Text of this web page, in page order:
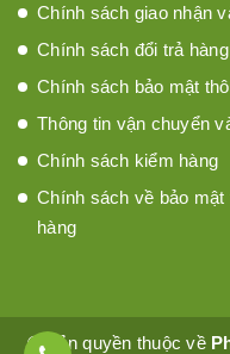
Chính sách giao nhận
Chính sách đổi trả hàng
Chính sách bảo mật
Thông tin vận chuyển
Chính sách kiểm hàng
Chính sách về bảo mật
hàng
© Bản quyền thuộc về